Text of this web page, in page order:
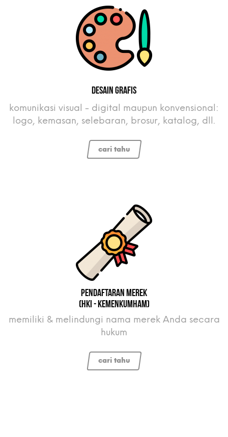
Desain Grafis
komunikasi visual - digital maupun konvensional:
logo, kemasan, selebaran, brosur, katalog, dll.
cari tahu
Pendaftaran Merek
(HKI - KEMENKUMHAM)
memiliki & melindungi nama merek Anda secara
hukum
cari tahu